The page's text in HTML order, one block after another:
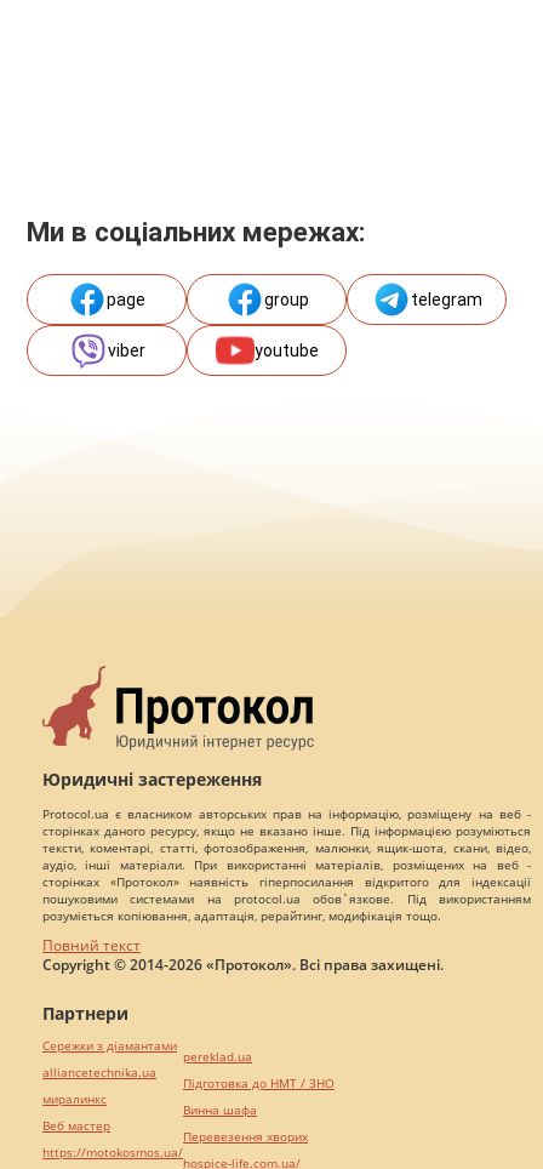
Ми в соціальних мережах:
page group telegram
viber youtube
Юридичні застереження
Protocol.ua є власником авторських прав на інформацію, розміщену на веб -
сторінках даного ресурсу, якщо не вказано інше. Під інформацією розуміються
тексти, коментарі, статті, фотозображення, малюнки, ящик-шота, скани, відео,
аудіо, інші матеріали. При використанні матеріалів, розміщених на веб -
сторінках «Протокол» наявність гіперпосилання відкритого для індексації
пошуковими системами на protocol.ua обов`язкове. Під використанням
розуміється копіювання, адаптація, рерайтинг, модифікація тощо.
Повний текст
Copyright © 2014-2026 «Протокол». Всі права захищені.
Партнери
Сережки з діамантами
alliancetechnika.ua
миралинкс
Веб мастер
https://motokosmos.ua/
pereklad.ua
Підготовка до НМТ / ЗНО
Винна шафа
Перевезення хворих
hospice-life.com.ua/